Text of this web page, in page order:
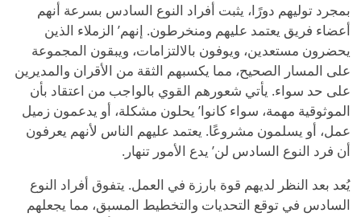
بمجرد توليهم دورًا، يثبت أفراد النوع السادس بسرعة أنهم
أعضاء فريق يعتمد عليهم ومنخرطون. إنهم’ الزملاء الذين
يحضرون مستعدين، ويوفون بالالتزامات، ويبقون المجموعة
على المسار الصحيح، مما يكسبهم الثقة من الأقران والمديرين
على حد سواء. يأتي شعورهم القوي بالواجب من اعتقاد بأن
الموثوقية مهمة، سواء كانوا’ يحلون مشكلة، أو يدعمون زميل
عمل، أو يسلمون مشروعًا. يعتمد عليهم الناس لأنهم يعرفون
أن فرد النوع السادس لن’ يدع الأمور تنهار.
يُعد بعد النظر لديهم قوة بارزة في العمل. يتفوق أفراد النوع
السادس في توقع التحديات والتخطيط المسبق، مما يجعلهم